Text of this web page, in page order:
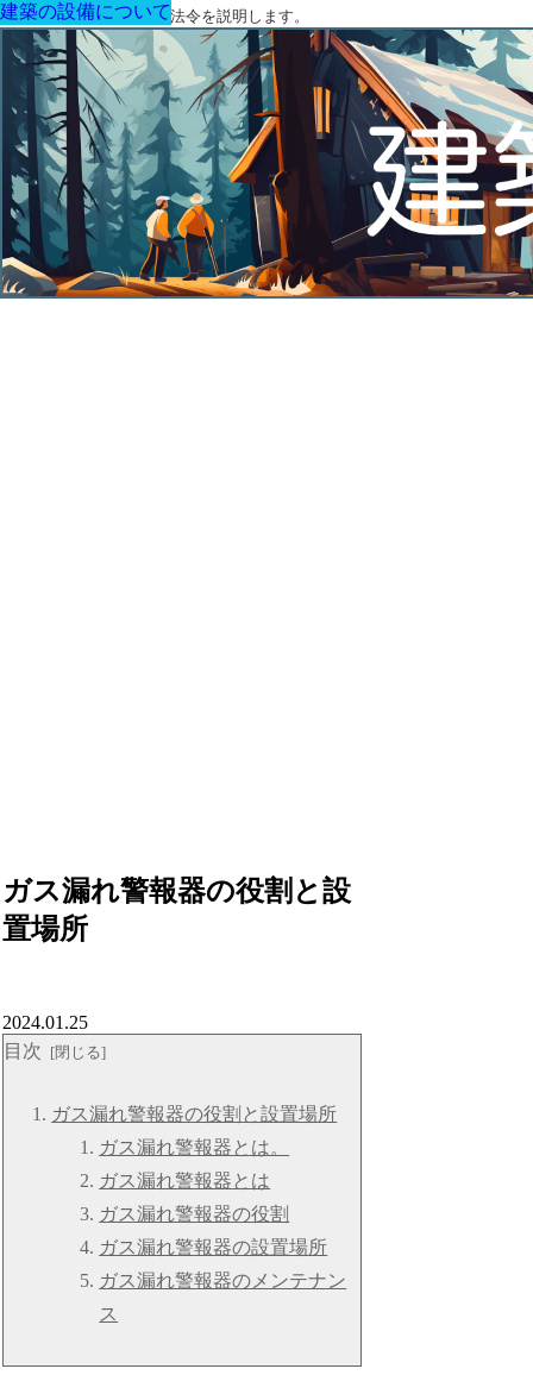
建築に関する用語と関連法令を説明します。
ガス漏れ警報器の役割と設
置場所
建築の設備について
2024.01.25
目次
ガス漏れ警報器の役割と設置場所
ガス漏れ警報器とは。
ガス漏れ警報器とは
ガス漏れ警報器の役割
ガス漏れ警報器の設置場所
ガス漏れ警報器のメンテナン
ス
建築の設備について
建築の設備について
建築の設備について
建築の設備について
建築の設備について
建築の設備について